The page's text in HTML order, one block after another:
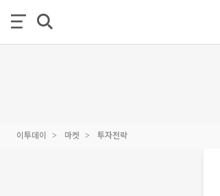
이투데이 마켓 투자전략